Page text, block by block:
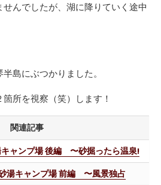
んでしたが、湖に降りていく途中
島にぶつかりました。
所を視察（笑）します！
関連記事
ャンプ場 後編 〜砂掘ったら温泉!
湯キャンプ場 前編 〜風景独占